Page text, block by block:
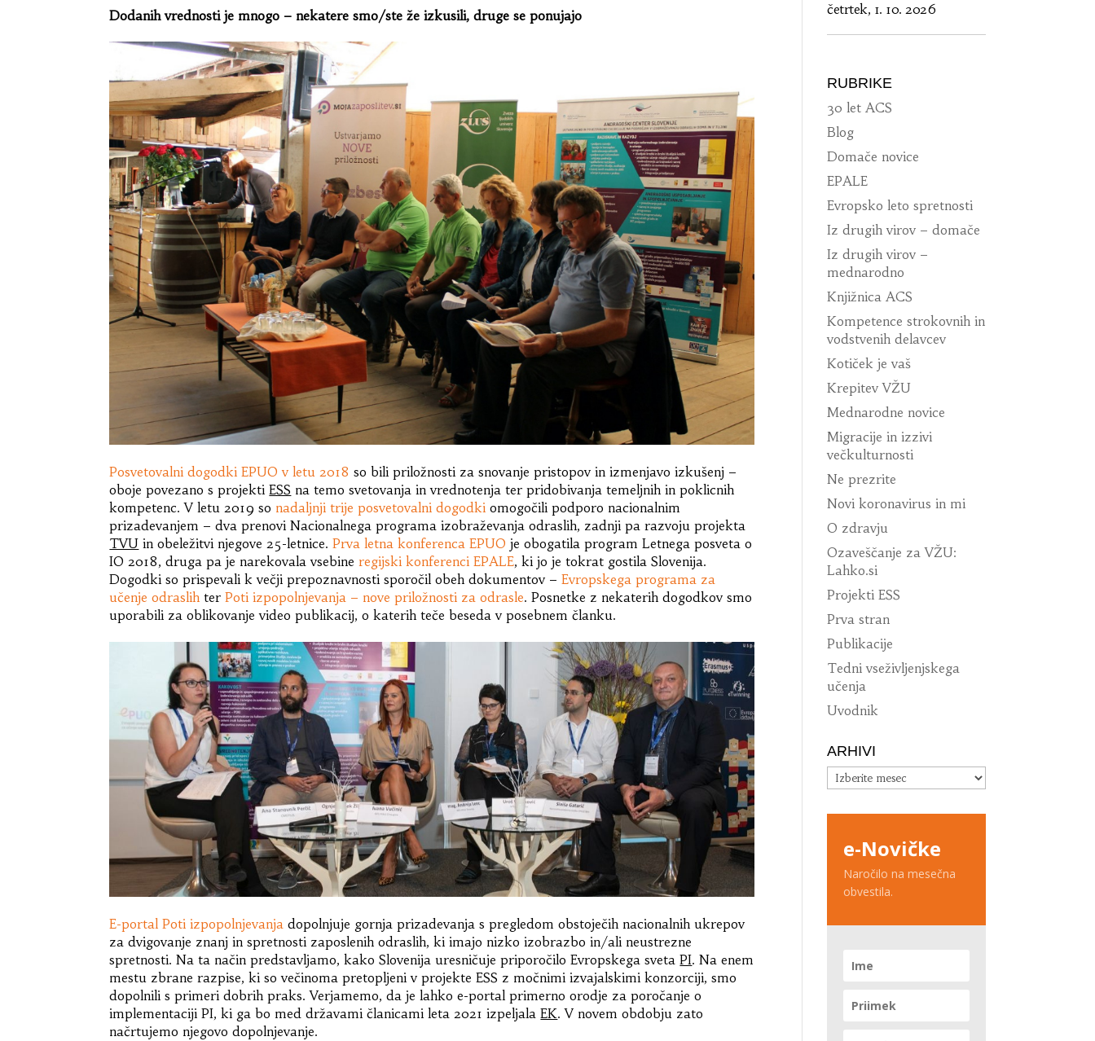
Dodanih vrednosti je mnogo – nekatere smo/ste že izkusili, druge se ponujajo
Posvetovalni dogodki EPUO v letu 2018 so bili priložnosti za snovanje pristopov in izmenjavo izkušenj –
oboje povezano s projektiESS na temo svetovanja in vrednotenja ter pridobivanja temeljnih in poklicnih
kompetenc. V letu 2019 so nadaljnji trije posvetovalni dogodki omogočili podporo nacionalnim
prizadevanjem – dva prenovi Nacionalnega programa izobraževanja odraslih, zadnji pa razvoju projekta
TVU in obeležitvi njegove 25-letnice.Prva letna konferenca EPUO je obogatila program Letnega posveta o
IO 2018, druga pa je narekovala vsebineregijski konferenci EPALE, ki jo je tokrat gostila Slovenija.
Dogodki so prispevali k večji prepoznavnosti sporočil obeh dokumentov –Evropskega programa za
učenje odraslih terPoti izpopolnjevanja – nove priložnosti za odrasle. Posnetke z nekaterih dogodkov smo
uporabili za oblikovanje video publikacij, o katerih teče beseda v posebnem članku.
E-portal Poti izpopolnjevanja dopolnjuje gornja prizadevanja s pregledom obstoječih nacionalnih ukrepov
za dvigovanje znanj in spretnosti zaposlenih odraslih, ki imajo nizko izobrazbo in/ali neustrezne
spretnosti. Na ta način predstavljamo, kako Slovenija uresničuje priporočilo Evropskega svetaPI. Na enem
mestu zbrane razpise, ki so večinoma pretopljeni v projekte ESS z močnimi izvajalskimi konzorciji, smo
dopolnili s primeri dobrih praks. Verjamemo, da je lahko e-portal primerno orodje za poročanje o
implementaciji PI, ki ga bo med državami članicami leta 2021 izpeljalaEK. V novem obdobju zato
načrtujemo njegovo dopolnjevanje.
četrtek, 1. 10. 2026
RUBRIKE
30 let ACS
Blog
Domače novice
EPALE
Evropsko leto spretnosti
Iz drugih virov – domače
Iz drugih virov –
mednarodno
Knjižnica ACS
Kompetence strokovnih in
vodstvenih delavcev
Kotiček je vaš
Krepitev VŽU
Mednarodne novice
Migracije in izzivi
večkulturnosti
Ne prezrite
Novi koronavirus in mi
O zdravju
Ozaveščanje za VŽU:
Lahko.si
Projekti ESS
Prva stran
Publikacije
Tedni vseživljenjskega
učenja
Uvodnik
ARHIVI
Arhivi
e-Novičke
Naročilo na mesečna
obvestila.